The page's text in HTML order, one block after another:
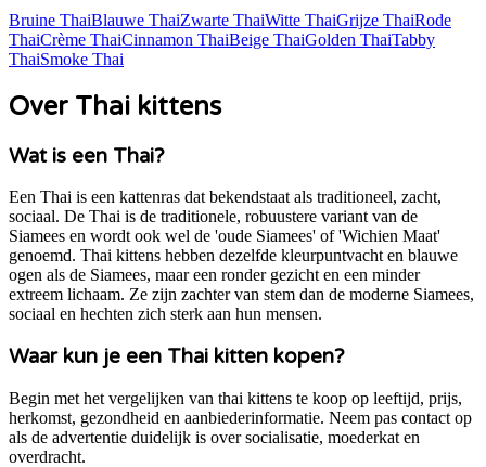
Bruine ThaiBlauwe ThaiZwarte ThaiWitte ThaiGrijze ThaiRode
ThaiCrème ThaiCinnamon ThaiBeige ThaiGolden ThaiTabby
ThaiSmoke Thai
Over Thai kittens
Wat is een Thai?
Een Thai is een kattenras dat bekendstaat als traditioneel, zacht,
sociaal. De Thai is de traditionele, robuustere variant van de
Siamees en wordt ook wel de 'oude Siamees' of 'Wichien Maat'
genoemd. Thai kittens hebben dezelfde kleurpuntvacht en blauwe
ogen als de Siamees, maar een ronder gezicht en een minder
extreem lichaam. Ze zijn zachter van stem dan de moderne Siamees,
sociaal en hechten zich sterk aan hun mensen.
Waar kun je een Thai kitten kopen?
Begin met het vergelijken van thai kittens te koop op leeftijd, prijs,
herkomst, gezondheid en aanbiederinformatie. Neem pas contact op
als de advertentie duidelijk is over socialisatie, moederkat en
overdracht.